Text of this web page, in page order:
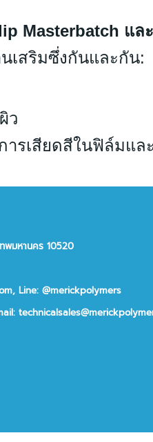
Masterbatch แล
เสริมซึ่งกันและกัน:
ว
ารเสียดสีในฟิล์มแ
พมหานคร 10520
, Line: @merickpolymers